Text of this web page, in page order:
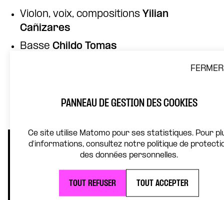
Violon, voix, compositions Yilian
Cañizares
Basse Childo Tomas
Vitamina Y– Label Planeta Y
FERMER
PANNEAU DE GESTION DES COOKIES
Ce site utilise Matomo pour ses statistiques. Pour
d'informations, consultez notre politique de
des données personnelles.
TOUT REFUSER TOUT ACCEPTER